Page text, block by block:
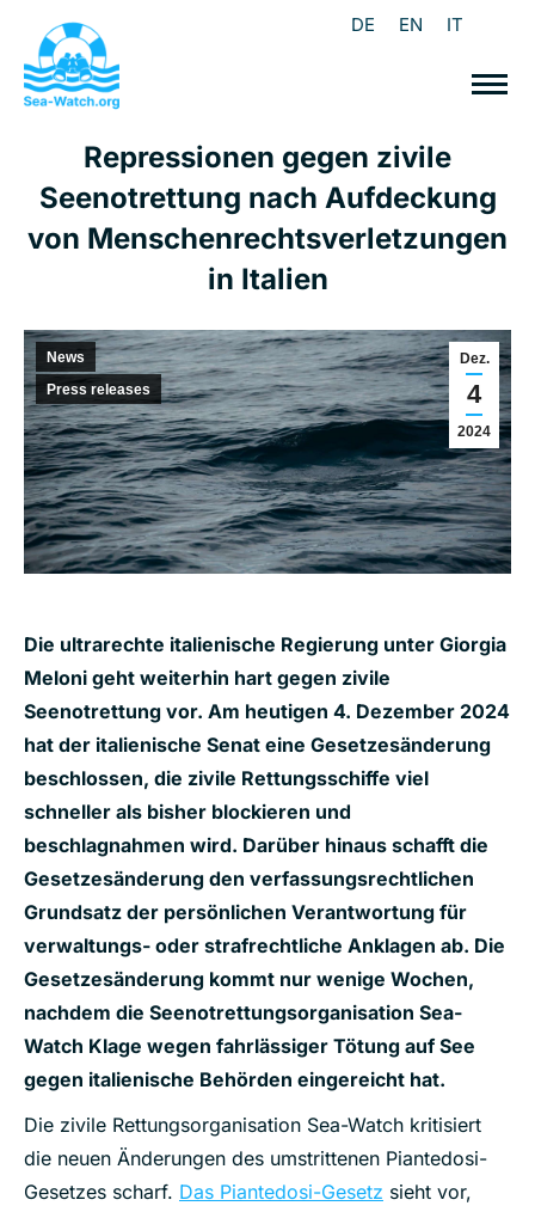
DE EN IT
Repressionen gegen zivile
Seenotrettung nach Aufdeckung
von Menschenrechtsverletzungen
in Italien
Dez.
4
2024
News
Press releases
Die ultrarechte italienische Regierung unter Giorgia
Meloni geht weiterhin hart gegen zivile
Seenotrettung vor. Am heutigen 4. Dezember 2024
hat der italienische Senat eine Gesetzesänderung
beschlossen, die zivile Rettungsschiffe viel
schneller als bisher blockieren und
beschlagnahmen wird. Darüber hinaus schafft die
Gesetzesänderung den verfassungsrechtlichen
Grundsatz der persönlichen Verantwortung für
verwaltungs- oder strafrechtliche Anklagen ab. Die
Gesetzesänderung kommt nur wenige Wochen,
nachdem die Seenotrettungsorganisation Sea-
Watch Klage wegen fahrlässiger Tötung auf See
gegen italienische Behörden eingereicht hat.
Die zivile Rettungsorganisation Sea-Watch kritisiert
die neuen Änderungen des umstrittenen Piantedosi-
Gesetzes scharf. Das Piantedosi-Gesetz sieht vor,